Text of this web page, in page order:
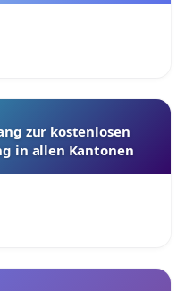
zur kostenlosen
in allen Kantonen